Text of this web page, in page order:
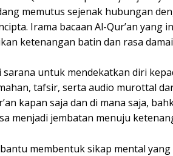
memutus sejenak hubungan
Irama bacaan Al-Qur’an yang
ketenangan batin dan rasa
untuk mendekatkan diri
tafsir, serta audio murottal
kapan saja dan di mana saja,
menjadi jembatan menuju
membentuk sikap mental